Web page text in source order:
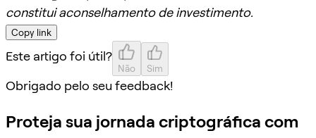
constitui aconselhamento de investimento.
Copy link
Este artigo foi útil?
Não Sim
Obrigado pelo seu feedback!
Proteja sua jornada criptográfica com